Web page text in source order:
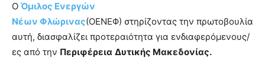
Ο Όμιλος Ενεργών
Νέων Φλώρινας(ΟΕΝΕΦ) στηρίζοντας την πρωτοβουλία
αυτή, διασφαλίζει προτεραιότητα για ενδιαφερόμενους/
ες από την Περιφέρεια Δυτικής Μακεδονίας.